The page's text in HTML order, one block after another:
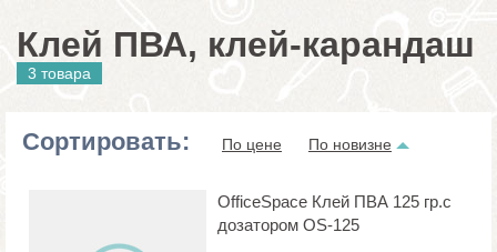
Клей ПВА, клей-карандаш
3 товара
Сортировать: По цене По новизне
OfficeSpace Клей ПВА 125 гр.с
дозатором OS-125